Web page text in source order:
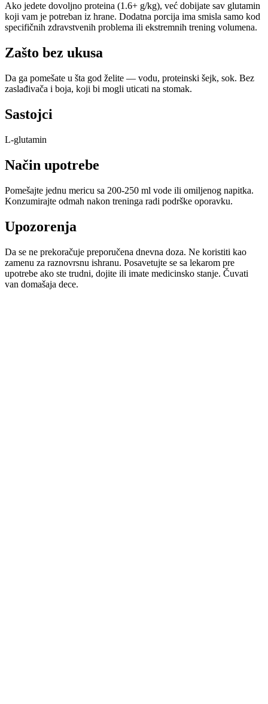
Ako jedete dovoljno proteina (1.6+ g/kg), već dobijate sav glutamin
koji vam je potreban iz hrane. Dodatna porcija ima smisla samo kod
specifičnih zdravstvenih problema ili ekstremnih trening volumena.
Zašto bez ukusa
Da ga pomešate u šta god želite — vodu, proteinski šejk, sok. Bez
zaslađivača i boja, koji bi mogli uticati na stomak.
Sastojci
L-glutamin
Način upotrebe
Pomešajte jednu mericu sa 200-250 ml vode ili omiljenog napitka.
Konzumirajte odmah nakon treninga radi podrške oporavku.
Upozorenja
Da se ne prekoračuje preporučena dnevna doza. Ne koristiti kao
zamenu za raznovrsnu ishranu. Posavetujte se sa lekarom pre
upotrebe ako ste trudni, dojite ili imate medicinsko stanje. Čuvati
van domašaja dece.